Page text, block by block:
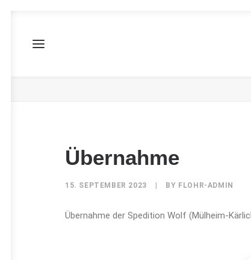
Übernahme
15. SEPTEMBER 2023 BY FLOHR-ADMIN
Übernahme der Spedition Wolf (Mülheim-